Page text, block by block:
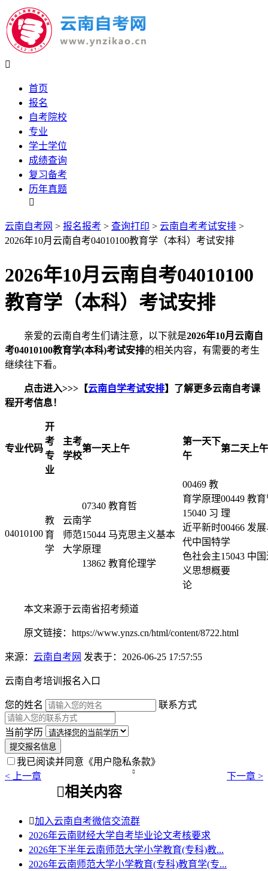

首页
报名
自考院校
专业
学士学位
成绩查询
复习备考
历年真题

云南自考网 > 报名报考 > 查询打印 > 云南自考考试安排 >
2026年10月云南自考04010100教育学（本科）考试安排
2026年10月云南自考04010100
教育学（本科）考试安排
亲爱的云南自考生们请注意，以下就是2026年10月云南自
考04010100教育学(本科)考试安排的相关内容，有需要的考生
继续往下看。
点击进入>>>【云南自学考试安排】了解更多云南自考课
程开考信息！
专业代码
开
考
专
业
主考
学校
第一天上午
第一天下
午
第二天上午
04010100
教
育
学
云南
师范
大学
07340 教育哲
学
15044 马克思主义基本
原理
13862 教育伦理学
00469 教
育学原理
15040 习
近平新时
代中国特
色社会主
义思想概
论
00449 教
00466 发
15043 中
要
本文来源于云南省招考频道
原文链接：https://www.ynzs.cn/html/content/8722.html
来源： 云南自考网 发表于：2026-06-25 17:57:55
云南自考培训报名入口
您的姓名 联系方式
当前学历
提交报名信息
我已阅读并同意 《用户隐私条款》
< 上一章
 下一章 >
相关内容
加入云南自考微信交流群
2026年云南财经大学自考毕业论文考核要求
2026年下半年云南师范大学小学教育(专科)教...
2026年云南师范大学小学教育(专科)教育学(专...